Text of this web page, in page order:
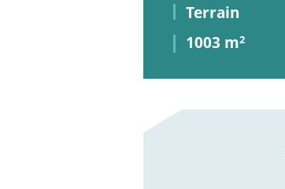
Terrain
1003 m2